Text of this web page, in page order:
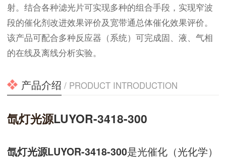
射。结合各种滤光片可实现多种的组合手段，实现窄波
段的催化剂改进效果评价及宽带通总体催化效果评价。
该产品可配合多种反应器（系统）可完成固、液、气相
的在线及离线分析实验。
产品介绍 / PRODUCT INTRODUCTION
氙灯光源LUYOR-3418-300
氙灯光源LUYOR-3418-300是光催化（光化学）